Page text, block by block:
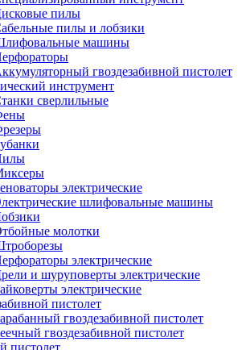
пилы
пилы и лобзики
машины
гвоздезабивной пистолет
инструмент
сверлильные
электрические
шлифовальные машины
молотки
электрические
и шуруповерты электрические
электрические
пистолет
гвоздезабивной пистолет
гвоздезабивной пистолет
пистолет